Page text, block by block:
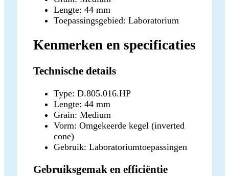
Lengte: 44 mm
Toepassingsgebied: Laboratorium
Kenmerken en specificaties
Technische details
Type: D.805.016.HP
Lengte: 44 mm
Grain: Medium
Vorm: Omgekeerde kegel (inverted
cone)
Gebruik: Laboratoriumtoepassingen
Gebruiksgemak en efficiëntie